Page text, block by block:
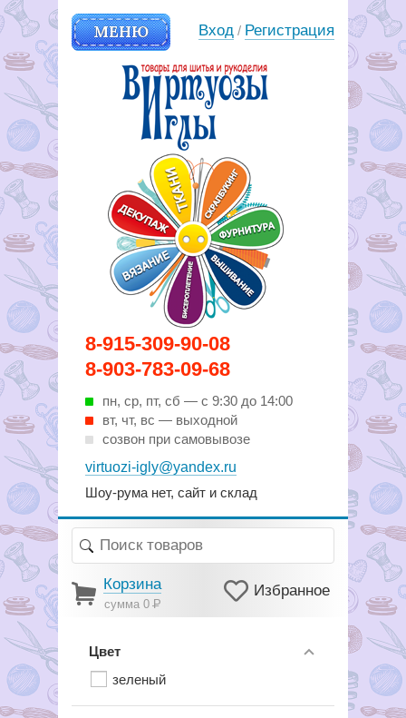
8-915-309-90-08
8-903-783-09-68
пн, ср, пт, cб — с 9:30 до 14:00
вт, чт, вс — выходной
созвон при самовывозе
virtuozi-igly@yandex.ru
Шоу-рума нет, сайт и склад
МЕНЮ
Вирутозы иглы. Товары для
шитья и рукоделья
Вход / Регистрация
Корзина
сумма 0Р
Избранное
Цвет
зеленый